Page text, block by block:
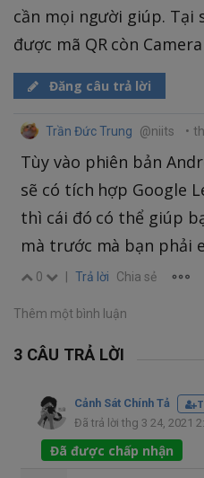
cần mọi người giúp. Tại
được mã QR còn
Đăng câu trả lời
Trần Đức Trung @niits •
Tùy vào phiên bản
sẽ có tích hợp Google
thì cái đó có thể giúp
mà trước mà bạn phải
0 Trả lời Chia sẻ
Thêm một bình luận
3 CÂU TRẢ LỜI
Cảnh Sát Chính Tả
Đã trả lời thg 3 24, 2021
Đã được chấp nhận